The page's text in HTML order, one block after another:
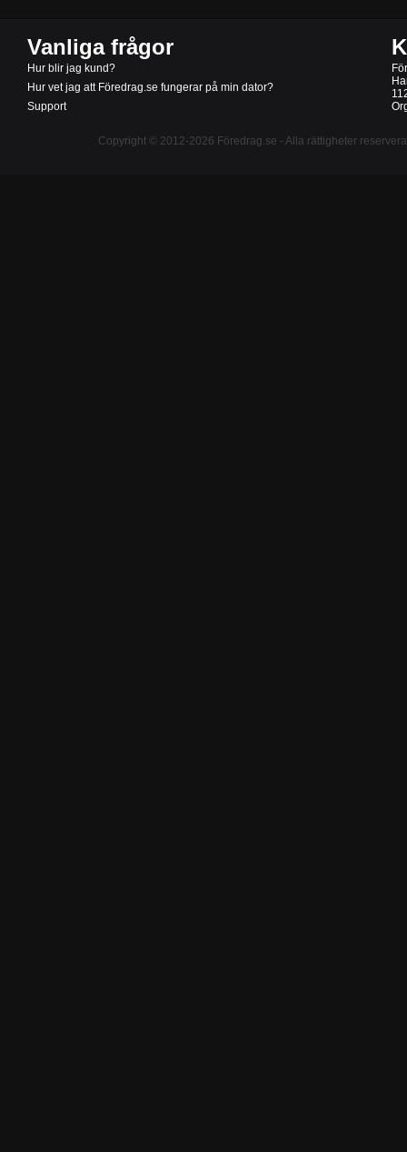
Vanliga frågor
Hur blir jag kund?
Hur vet jag att Föredrag.se fungerar på min dator?
Support
Copyright © 2012-2026 Föredrag.se - Alla rättigheter